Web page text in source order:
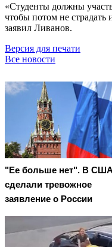
«Студенты должны
чтобы потом не
заявил Ливанов.
Версия для печати
Все новости
"Ее больше нет". В США
сделали тревожное
заявление о России